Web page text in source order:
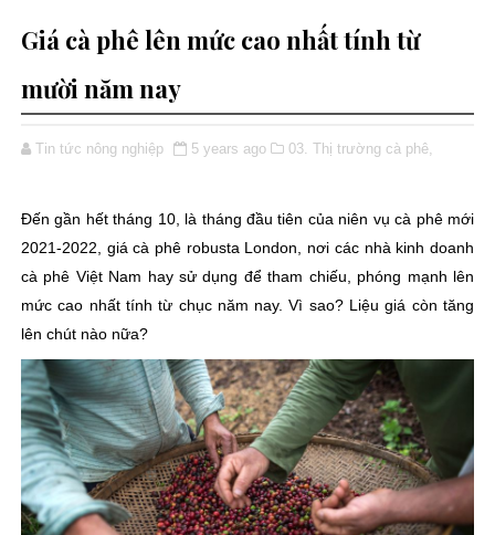
Giá cà phê lên mức cao nhất tính từ
mười năm nay
Tin tức nông nghiệp 5 years ago 03. Thị trường cà phê,
Đến gần hết tháng 10, là tháng đầu tiên của niên vụ cà phê mới
2021-2022, giá cà phê robusta London, nơi các nhà kinh doanh
cà phê Việt Nam hay sử dụng để tham chiếu, phóng mạnh lên
mức cao nhất tính từ chục năm nay. Vì sao? Liệu giá còn tăng
lên chút nào nữa?